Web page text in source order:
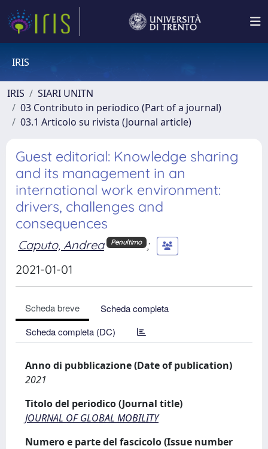
IRIS
IRIS
SIARI UNITN
03 Contributo in periodico (Part of a journal)
03.1 Articolo su rivista (Journal article)
Guest editorial: Knowledge sharing
and its management in an
international work environment:
drivers, challenges and
consequences
Caputo, Andrea Penultimo ;
2021-01-01
Scheda breve
Scheda completa
Scheda completa (DC)
Anno di pubblicazione (Date of publication)
2021
Titolo del periodico (Journal title)
JOURNAL OF GLOBAL MOBILITY
Numero e parte del fascicolo (Issue number